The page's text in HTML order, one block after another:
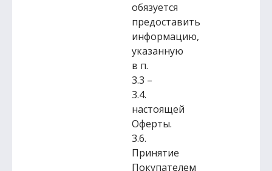
обязуется
предоставить
информацию,
указанную
в п.
3.3 –
3.4.
настоящей
Оферты.
3.6.
Принятие
Покупателем